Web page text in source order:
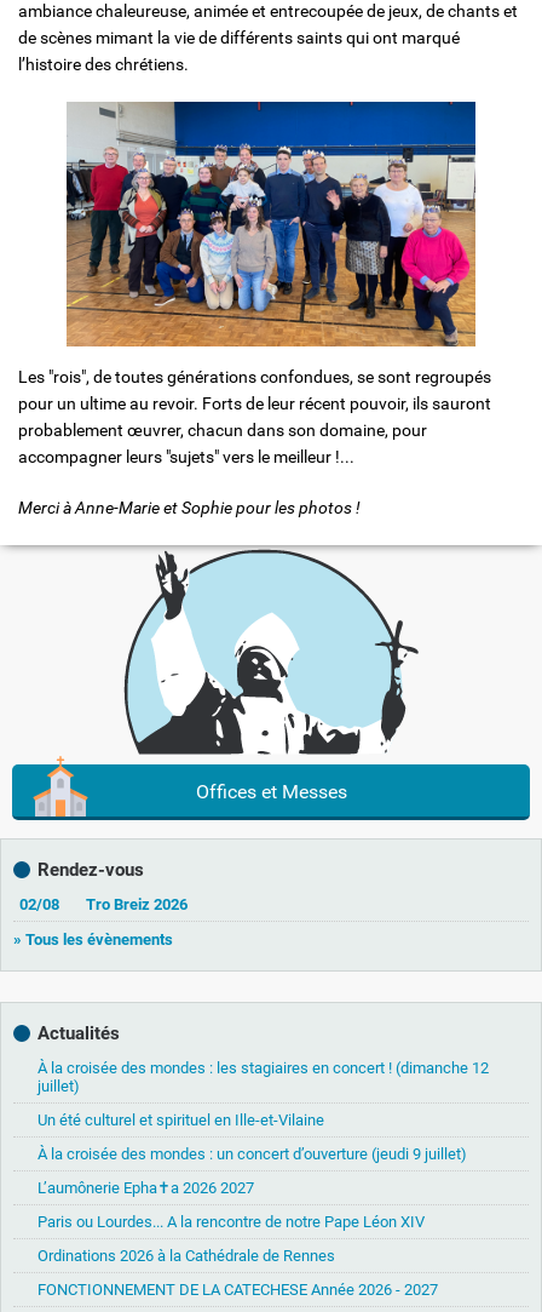
ambiance chaleureuse, animée et entrecoupée de jeux, de chants et
de scènes mimant la vie de différents saints qui ont marqué
l’histoire des chrétiens.
Les "rois", de toutes générations confondues, se sont regroupés
pour un ultime au revoir. Forts de leur récent pouvoir, ils sauront
probablement œuvrer, chacun dans son domaine, pour
accompagner leurs "sujets" vers le meilleur !...
Merci à Anne-Marie et Sophie pour les photos !
Offices et Messes
Rendez-vous
02/08
Tro Breiz 2026
» Tous les évènements
Actualités
À la croisée des mondes : les stagiaires en concert ! (dimanche 12
juillet)
Un été culturel et spirituel en Ille-et-Vilaine
À la croisée des mondes : un concert d’ouverture (jeudi 9 juillet)
L’aumônerie Epha✝a 2026 2027
Paris ou Lourdes... A la rencontre de notre Pape Léon XIV
Ordinations 2026 à la Cathédrale de Rennes
FONCTIONNEMENT DE LA CATECHESE Année 2026 - 2027